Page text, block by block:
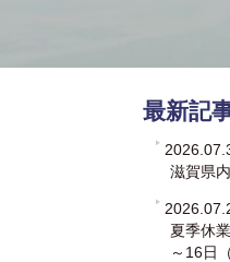
最新記
滋賀県
夏季休
～16日